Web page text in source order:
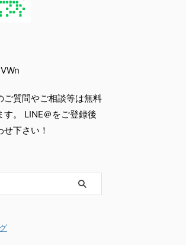
ご質問やご相談等は無料
す。 LINE＠をご登録後
下さい！